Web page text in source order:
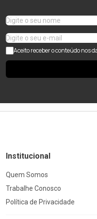
Aceito receber o conteúdo nos
Institucional
Quem Somos
Trabalhe Conosco
Política de Privacidade